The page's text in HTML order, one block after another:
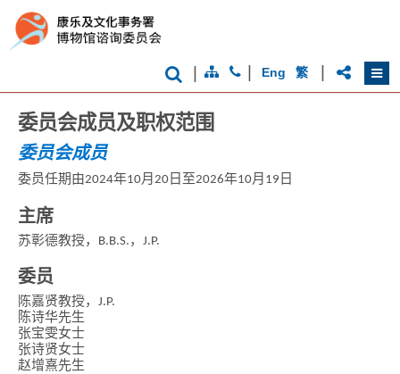
Eng 繁
委员会成员及职权范围
委员会成员
委员任期由2024年10月20日至2026年10月19日
主席
苏彰德教授，B.B.S.，J.P.
委员
陈嘉贤教授，J.P.
陈诗华先生
张宝雯女士
张诗贤女士
赵增熹先生